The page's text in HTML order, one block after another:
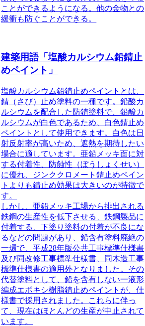
ことができるようになる。他の金物との
緩衝も防ぐことができる。
建築用語「塩酸カルシウム鉛錆止
めペイント」
塩酸カルシウム鉛錆止めペイント とは、
錆（さび）止め塗料の一種です。鉛酸カ
ルシウムを配合した防錆塗料で、鉛酸カ
ルシウムが白色であるため、白色錆止め
ペイントとして使用できます。白色は日
射反射率が高いため、遮熱を期待したい
場合に適しています。亜鉛メッキ面に対
する付着性、防蝕性（ぼうしょくせい）
に優れ、ジンククロメート錆止めペイン
トよりも錆止め効果は大きいのが特徴で
す。
しかし、亜鉛メッキ工場から排出される
鉄鋼の生産性を低下させる、鉄鋼製品に
付着する、下塗り塗料の付着が不良にな
るなどの問題があり、鉛含有塗料廃絶の
一環で、平成28年版公共工事標準仕様書
及び同改修工事標準仕様書、同木造工事
標準仕様書の適用外となりました。その
代替塗料として、鉛を含有しない一液形
編成エポキシ樹脂錆止めペイント が、仕
様書で採用されました。これらに伴っ
て、現在はほとんどの生産が中止されて
います。